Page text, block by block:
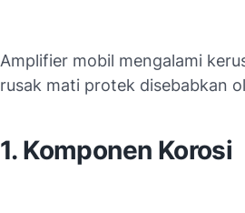
Amplifier mobil mengalami
rusak mati protek disebabkan
1. Komponen Korosi